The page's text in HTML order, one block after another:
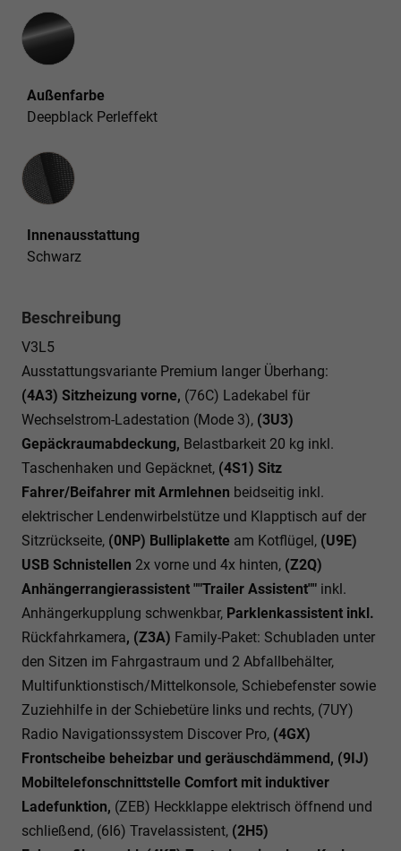
Außenfarbe
Deepblack Perleffekt
Innenausstattung
Innenausstattung
Schwarz
Beschreibung
V3L5
Ausstattungsvariante Premium langer Überhang:
(4A3) Sitzheizung vorne, (76C) Ladekabel für
Wechselstrom-Ladestation (Mode 3), (3U3)
Gepäckraumabdeckung, Belastbarkeit 20 kg inkl.
Taschenhaken und Gepäcknet, (4S1) Sitz
Fahrer/Beifahrer mit Armlehnen beidseitig inkl.
elektrischer Lendenwirbelstütze und Klapptisch auf der
Sitzrückseite, (0NP) Bulliplakette am Kotflügel, (U9E)
USB Schnistellen 2x vorne und 4x hinten, (Z2Q)
Anhängerrangierassistent ""Trailer Assistent"" inkl.
Anhängerkupplung schwenkbar, Parklenkassistent inkl.
Rückfahrkamera, (Z3A) Family-Paket: Schubladen unter
den Sitzen im Fahrgastraum und 2 Abfallbehälter,
Multifunktionstisch/Mittelkonsole, Schiebefenster sowie
Zuziehhilfe in der Schiebetüre links und rechts, (7UY)
Radio Navigationssystem Discover Pro, (4GX)
Frontscheibe beheizbar und geräuschdämmend, (9IJ)
Mobiltelefonschnittstelle Comfort mit induktiver
Ladefunktion, (ZEB) Heckklappe elektrisch öffnend und
schließend, (6I6) Travelassistent, (2H5)